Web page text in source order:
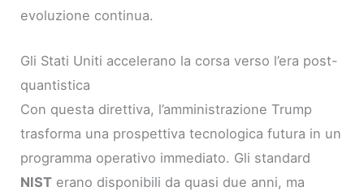
evoluzione continua.
Gli Stati Uniti accelerano la corsa verso l’era post-
quantistica
Con questa direttiva, l’amministrazione Trump
trasforma una prospettiva tecnologica futura in un
programma operativo immediato. Gli standard
NIST erano disponibili da quasi due anni, ma